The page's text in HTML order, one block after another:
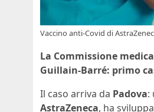
Vaccino anti-Covid di
La Commissione
Guillain-Barré: primo
Il caso arriva da Padova:
AstraZeneca, ha